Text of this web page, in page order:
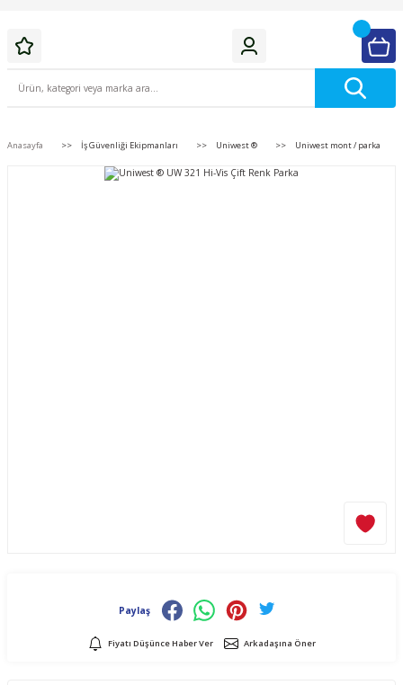
Anasayfa İş Güvenliği Ekipmanları Uniwest ® Uniwest mont / parka
Paylaş
Fiyatı Düşünce Haber Ver Arkadaşına Öner